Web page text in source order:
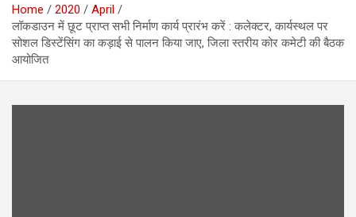
Home 2020
April
लॉकडाउन में छूट प्राप्त सभी निर्माण कार्य प्रारंभ करें : कलेक्टर, कार्यस्थल पर
सोशल डिस्टेंसिंग का कड़ाई से पालन किया जाए, जिला स्तरीय कोर कमेटी की बैठक
आयोजित